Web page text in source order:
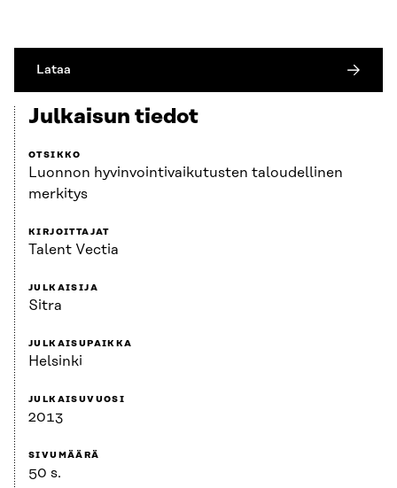
Lataa
Julkaisun tiedot
OTSIKKO
Luonnon hyvinvointivaikutusten taloudellinen
merkitys
KIRJOITTAJAT
Talent Vectia
JULKAISIJA
Sitra
JULKAISUPAIKKA
Helsinki
JULKAISUVUOSI
2013
SIVUMÄÄRÄ
50 s.